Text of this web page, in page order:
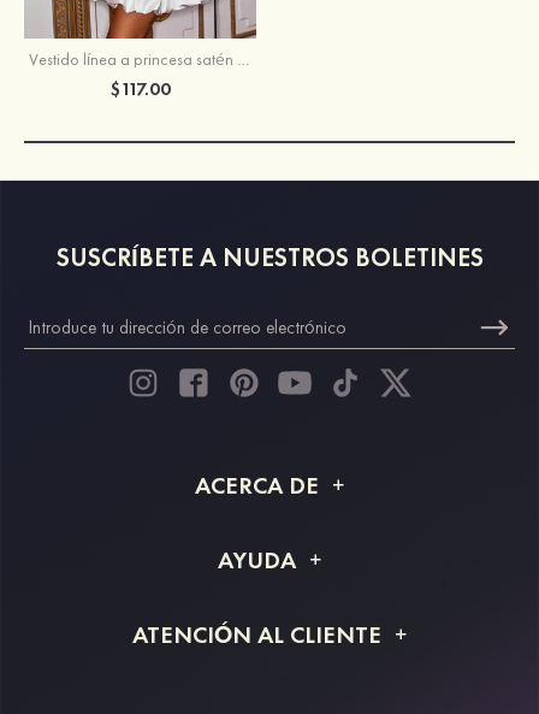
Vestido línea a princesa satén corto/mini vestido para homecoming
$117.00
SUSCRÍBETE A NUESTROS BOLETINES
ACERCA DE
Información de envío
AYUDA
Devoluciones y reembolsos
ATENCIÓN AL CLIENTE